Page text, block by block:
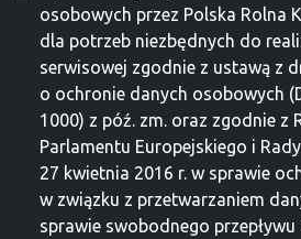
osobowych przez Polska Rolna
dla potrzeb niezbędnych do
serwisowej zgodnie z ustawą z
o ochronie danych osobowych
1000) z póź. zm. oraz zgodnie z
Parlamentu Europejskiego i
27 kwietnia 2016 r. w sprawie
w związku z przetwarzaniem
sprawie swobodnego